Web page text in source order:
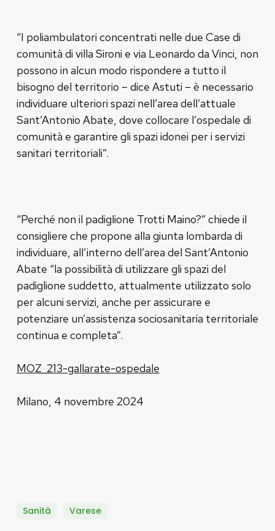
“I poliambulatori concentrati nelle due Case di
comunità di villa Sironi e via Leonardo da Vinci, non
possono in alcun modo rispondere a tutto il
bisogno del territorio – dice Astuti – è necessario
individuare ulteriori spazi nell’area dell’attuale
Sant’Antonio Abate, dove collocare l’ospedale di
comunità e garantire gli spazi idonei per i servizi
sanitari territoriali”.
“Perché non il padiglione Trotti Maino?” chiede il
consigliere che propone alla giunta lombarda di
individuare, all’interno dell’area del Sant’Antonio
Abate “la possibilità di utilizzare gli spazi del
padiglione suddetto, attualmente utilizzato solo
per alcuni servizi, anche per assicurare e
potenziare un’assistenza sociosanitaria territoriale
continua e completa”.
MOZ_213-gallarate-ospedale
Milano, 4 novembre 2024
Sanità Varese